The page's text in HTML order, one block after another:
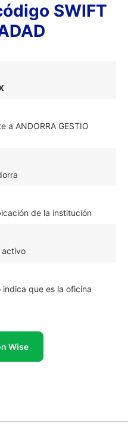
SWIFT
a ANDORRA GESTIO
de la institución
activo
que es la oficina
Wise